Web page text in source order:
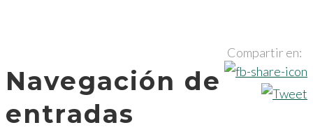
Compartir en:
Navegación de
entradas